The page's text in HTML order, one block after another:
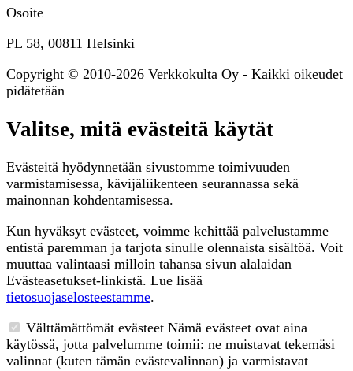
Osoite
PL 58, 00811 Helsinki
Copyright © 2010-2026 Verkkokulta Oy - Kaikki oikeudet
pidätetään
Valitse, mitä evästeitä käytät
Evästeitä hyödynnetään sivustomme toimivuuden
varmistamisessa, kävijäliikenteen seurannassa sekä
mainonnan kohdentamisessa.
Kun hyväksyt evästeet, voimme kehittää palvelustamme
entistä paremman ja tarjota sinulle olennaista sisältöä. Voit
muuttaa valintaasi milloin tahansa sivun alalaidan
Evästeasetukset-linkistä. Lue lisää
tietosuojaselosteestamme.
Välttämättömät evästeet Nämä evästeet ovat aina
käytössä, jotta palvelumme toimii: ne muistavat tekemäsi
valinnat (kuten tämän evästevalinnan) ja varmistavat